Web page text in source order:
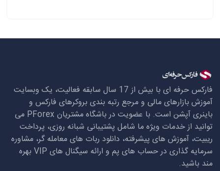
فارکس حرفه ای با بیش از 17 سال سابقه فعالیت، یک وبسایت
آموزش بازارهای مالی و مرجع رتبه بندی بروکرهای فارکس و
باینری آپشن است. با عضویت در باشگاه مشتریان PForex می
توانید از خدمات ویژه ما شامل پشتیبانی شبانه روزی، پرداخت
ریبیت، آموزش های پیشرفته، دانلود ربات های معامله گر، مشاوره
سرمایه گذاری در حساب های پم و ارائه سیگنال های VIPبهره
مند باشید.